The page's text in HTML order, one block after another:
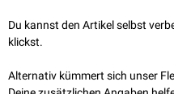
Miktionsstörung) kommen.
Du kannst den Artikel selbst
klickst.
Alternativ kümmert sich unser